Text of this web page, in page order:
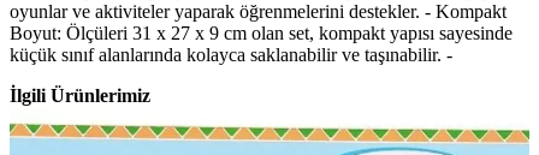
oyunlar ve aktiviteler yaparak öğrenmelerini destekler. - Kompakt
Boyut: Ölçüleri 31 x 27 x 9 cm olan set, kompakt yapısı sayesinde
küçük sınıf alanlarında kolayca saklanabilir ve taşınabilir. -
İlgili Ürünlerimiz